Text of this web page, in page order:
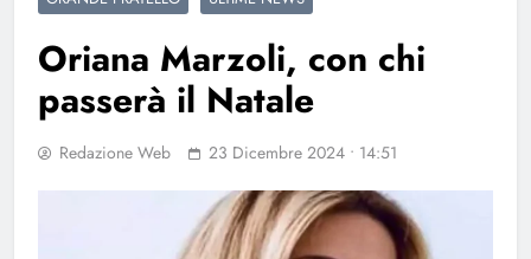
Oriana Marzoli, con chi
passerà il Natale
Redazione Web 23 Dicembre 2024 • 14:51